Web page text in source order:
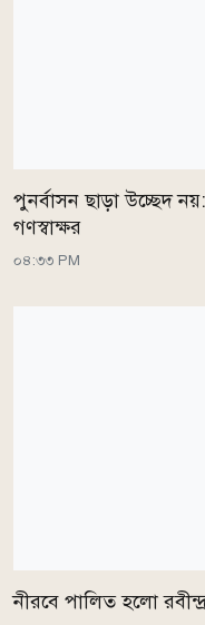
পুনর্বাসন ছাড়া উচ্ছেদ
গণস্বাক্ষর
০৪:৩৩ PM
নীরবে পালিত হলো